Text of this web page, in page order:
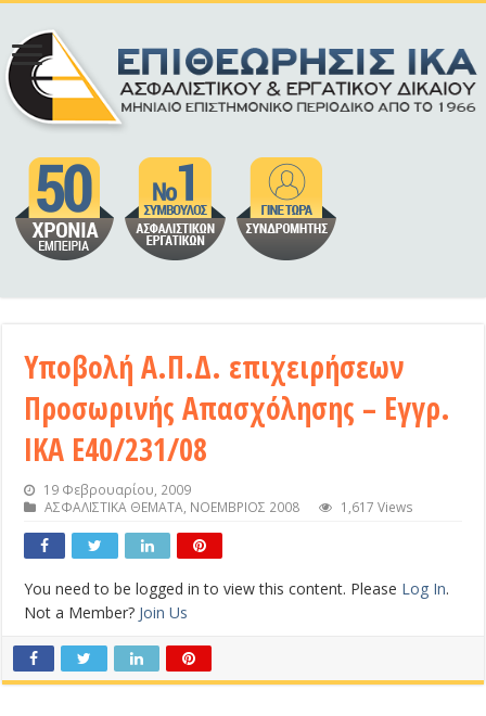
Υποβολή Α.Π.Δ. επιχειρήσεων
Προσωρινής Απασχόλησης – Εγγρ.
ΙΚΑ Ε40/231/08
19 Φεβρουαρίου, 2009
ΑΣΦΑΛΙΣΤΙΚΑ ΘΕΜΑΤΑ, ΝΟΕΜΒΡΙΟΣ 2008 1,617 Views
You need to be logged in to view this content. Please Log In.
Not a Member? Join Us